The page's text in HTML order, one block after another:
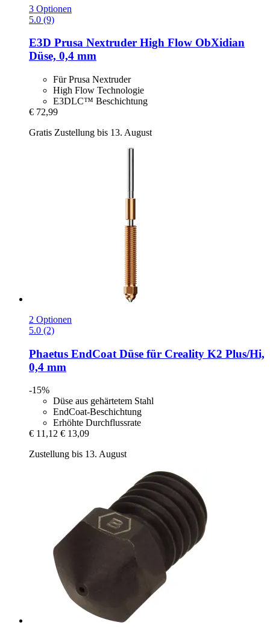
3 Optionen
5.0 (9)
E3D Prusa Nextruder High Flow ObXidian
Düse, 0,4 mm
Für Prusa Nextruder
High Flow Technologie
E3DLC™ Beschichtung
€ 72,99
Gratis Zustellung bis 13. August
2 Optionen
5.0 (2)
Phaetus EndCoat Düse für Creality K2 Plus/Hi,
0,4 mm
-15%
Düse aus gehärtetem Stahl
EndCoat-Beschichtung
Erhöhte Durchflussrate
€ 11,12 € 13,09
Zustellung bis 13. August